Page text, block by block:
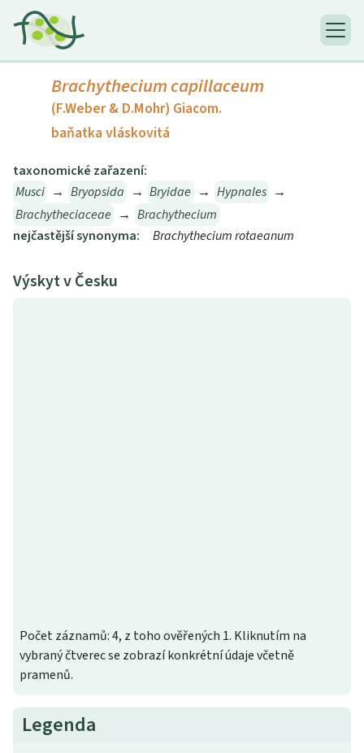
Brachythecium capillaceum
(F.Weber & D.Mohr) Giacom.
baňatka vláskovitá
taxonomické zařazení:
Musci → Bryopsida → Bryidae → Hypnales →
Brachytheciaceae → Brachythecium
nejčastější synonyma:
Brachythecium rotaeanum
Výskyt v Česku
Počet záznamů: 4, z toho ověřených 1. Kliknutím na
vybraný čtverec se zobrazí konkrétní údaje včetně
pramenů.
Legenda